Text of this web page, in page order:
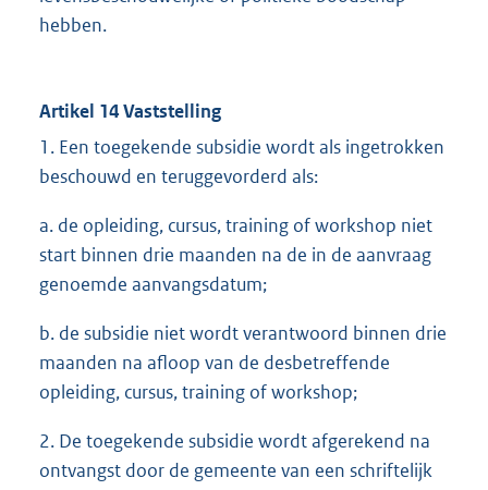
hebben.
Artikel 14 Vaststelling
1. Een toegekende subsidie wordt als ingetrokken
beschouwd en teruggevorderd als:
a. de opleiding, cursus, training of workshop niet
start binnen drie maanden na de in de aanvraag
genoemde aanvangsdatum;
b. de subsidie niet wordt verantwoord binnen drie
maanden na afloop van de desbetreffende
opleiding, cursus, training of workshop;
2. De toegekende subsidie wordt afgerekend na
ontvangst door de gemeente van een schriftelijk